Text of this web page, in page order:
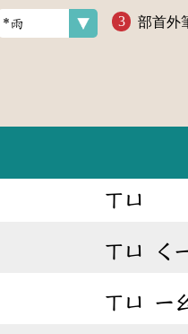
部首外
ㄒㄩ
ㄒㄩ ㄑ
ㄒㄩ ㄧ